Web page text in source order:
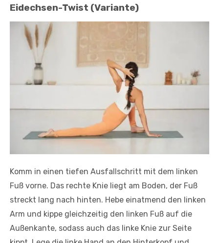
Eidechsen-Twist (Variante)
Komm in einen tiefen Ausfallschritt mit dem linken
Fuß vorne. Das rechte Knie liegt am Boden, der Fuß
streckt lang nach hinten. Hebe einatmend den linken
Arm und kippe gleichzeitig den linken Fuß auf die
Außenkante, sodass auch das linke Knie zur Seite